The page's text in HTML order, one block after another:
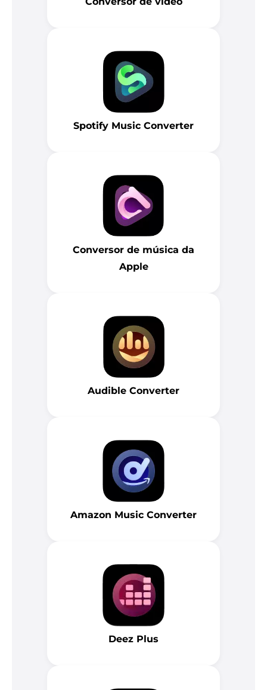
Spotify Music Converter
Conversor de música da
Apple
Audible Converter
Amazon Music Converter
Deez Plus